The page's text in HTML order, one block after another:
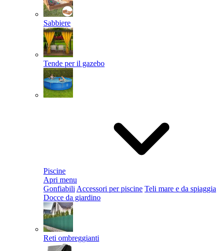
Sabbiere
Tende per il gazebo
Piscine
Apri menu
Gonfiabili Accessori per piscine Teli mare e da spiaggia
Docce da giardino
Reti ombreggianti